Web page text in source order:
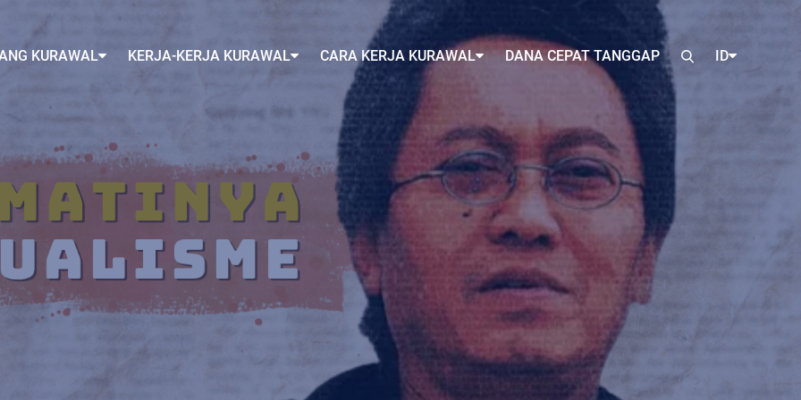
KURAWAL KERJA-KERJA KURAWAL CARA KERJA KURAWAL DANA CEPAT TANGGAP ID